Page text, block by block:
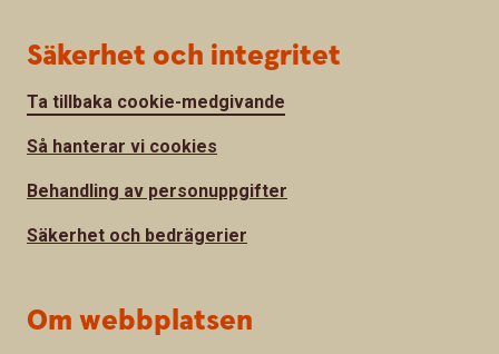
Säkerhet och integritet
Ta tillbaka cookie-medgivande
Så hanterar vi cookies
Behandling av personuppgifter
Säkerhet och bedrägerier
Om webbplatsen